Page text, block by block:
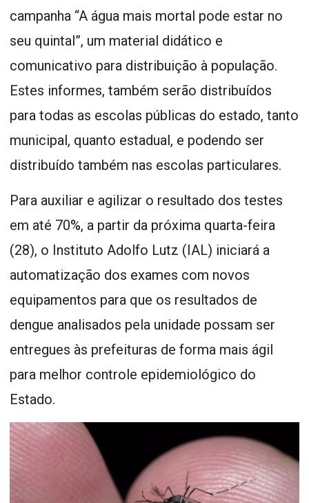
campanha “A água mais mortal pode estar no
seu quintal”, um material didático e
comunicativo para distribuição à população.
Estes informes, também serão distribuídos
para todas as escolas públicas do estado, tanto
municipal, quanto estadual, e podendo ser
distribuído também nas escolas particulares.
Para auxiliar e agilizar o resultado dos testes
em até 70%, a partir da próxima quarta-feira
(28), o Instituto Adolfo Lutz (IAL) iniciará a
automatização dos exames com novos
equipamentos para que os resultados de
dengue analisados pela unidade possam ser
entregues às prefeituras de forma mais ágil
para melhor controle epidemiológico do
Estado.